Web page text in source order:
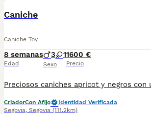
Caniche
Caniche Toy
8 semanas
Edad
3 1
Sexo
1600 €
Precio
CriadorCon Afijo
Identidad Verificada
Segovia, Segovia (111.2km)